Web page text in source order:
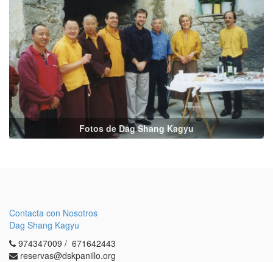
Fotos de Dag Shang Kagyu
Contacta con Nosotros
Dag Shang Kagyu
974347009 / 671642443
reservas@dskpanillo.org